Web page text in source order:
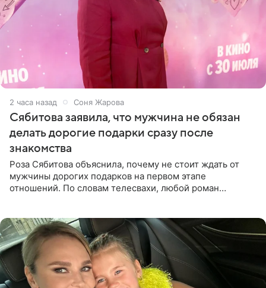
2 часа назад Соня Жарова
Сябитова заявила, что мужчина не обязан
делать дорогие подарки сразу после
знакомства
Роза Сябитова объяснила, почему не стоит ждать от
мужчины дорогих подарков на первом этапе
отношений. По словам телесвахи, любой роман